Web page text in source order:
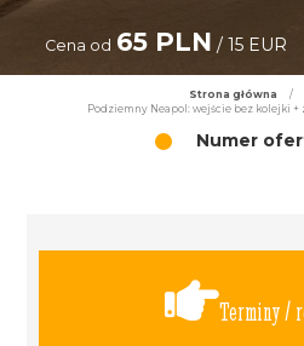
Cena od 65 PLN / 15 EUR
Strona główna /
Podziemny Neapol: wejście bez kolejki
Numer
Terminy /